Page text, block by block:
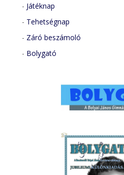
- Játéknap
- Tehetségnap
- Záró beszámoló
- Bolygató